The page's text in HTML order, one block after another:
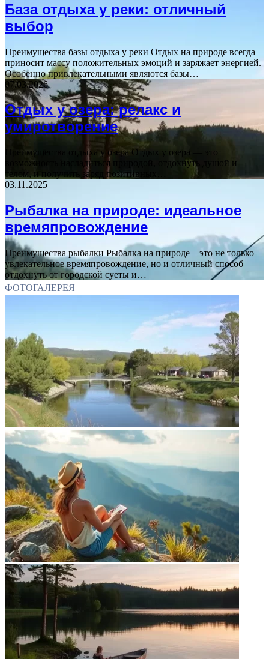
База отдыха у реки: отличный
выбор
Преимущества базы отдыха у реки Отдых на природе всегда
приносит массу положительных эмоций и заряжает энергией.
Особенно привлекательными являются базы…
07.03.2026
Отдых у озера: релакс и
умиротворение
Преимущества отдыха у озера Отдых у озера — это
возможность насладиться природой, отдохнуть душой и
телом, и получить заряд позитивных…
03.11.2025
Рыбалка на природе: идеальное
времяпровождение
Преимущества рыбалки Рыбалка на природе – это не только
увлекательное времяпровождение, но и отличный способ
отдохнуть от городской суеты и…
ФОТОГАЛЕРЕЯ